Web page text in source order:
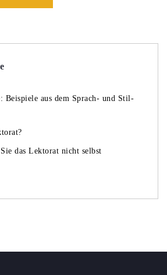
Beispiele aus dem Sprach- und Stil-
das Lektorat nicht selbst